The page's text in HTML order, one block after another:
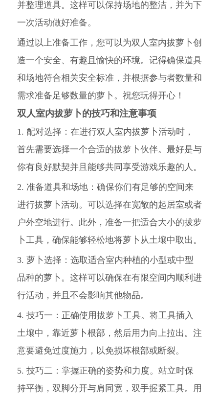
并整理道具。这样可以保持场地的整洁，并为下
一次活动做好准备。
通过以上准备工作，您可以为双人室内拔萝卜创
造一个安全、有趣且愉快的环境。记得确保道具
和场地符合相关安全标准，并根据参与者数量和
需求准备足够数量的萝卜。祝您玩得开心！
双人室内拔萝卜的技巧和注意事项
1. 配对选择：在进行双人室内拔萝卜活动时，
首先需要选择一个合适的拔萝卜伙伴。最好是与
你有良好默契并且能够共同享受游戏乐趣的人。
2. 准备道具和场地：确保你们有足够的空间来
进行拔萝卜活动。可以选择在宽敞的起居室或者
户外空地进行。此外，准备一把适合大小的拔萝
卜工具，确保能够轻松地将萝卜从土壤中取出。
3. 萝卜选择：选取适合室内种植的小型或中型
品种的萝卜。这样可以确保在有限空间内顺利进
行活动，并且不会影响其他物品。
4. 技巧一：正确使用拔萝卜工具。将工具插入
土壤中，靠近萝卜根部，然后用力向上拉出。注
意要避免过度施力，以免损坏根部或断裂。
5. 技巧二：掌握正确的姿势和力度。站立时保
持平衡，双脚分开与肩同宽，双手握紧工具。用